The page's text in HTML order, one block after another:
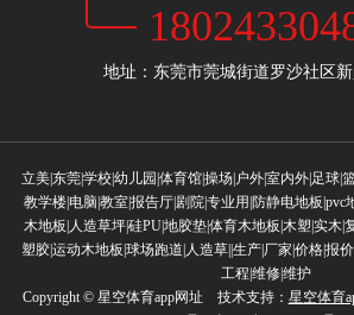
地址：东莞市莞城街道罗沙社区
立美|东莞|学校|幼儿园|体育馆|操场|户外|室内外|足球|
教学楼|电脑|教室|报告厅|剧院|专业用|防静电地板|pvc
木地板|人造草坪|硅PU|地胶垫|体育木地板|木塑|实木|
塑胶|运动木地板|球场跑道|人造草||生产|厂家|价格|报
工程|维修|维护
Copyright © 星空体育app网址 技术支持： 星空体育